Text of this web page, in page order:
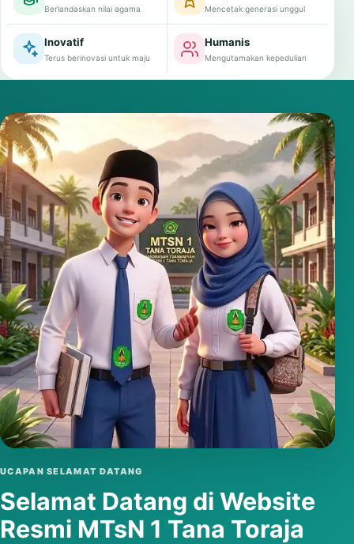
Berlandaskan nilai agama Mencetak generasi unggul
Inovatif
Terus berinovasi untuk maju
Humanis
Mengutamakan kepedulian
UCAPAN SELAMAT DATANG
Selamat Datang di Website
Resmi MTsN 1 Tana Toraja
Putar video